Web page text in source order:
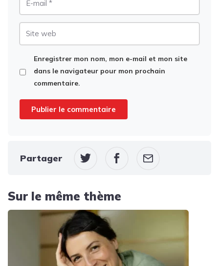
Enregistrer mon nom, mon e-mail et mon site
dans le navigateur pour mon prochain
commentaire.
Partager
Sur le même thème